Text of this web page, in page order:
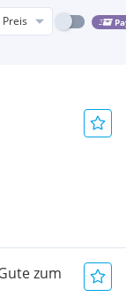
Preis
zum